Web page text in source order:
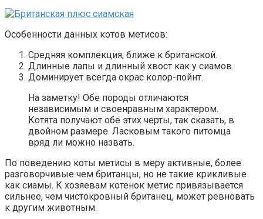
Особенности данных котов метисов:
Средняя комплекция, ближе к британской.
Длинные лапы и длинный хвост как у сиамов.
Доминирует всегда окрас колор-пойнт.
На заметку! Обе породы отличаются
независимым и своенравным характером.
Котята получают обе этих черты, так сказать, в
двойном размере. Ласковым такого питомца
вряд ли можно назвать.
По поведению коты метисы в меру активные, более
разговорчивые чем британцы, но не такие крикливые
как сиамы. К хозяевам котенок метис привязывается
сильнее, чем чистокровный британец, может ревновать
к другим животным.